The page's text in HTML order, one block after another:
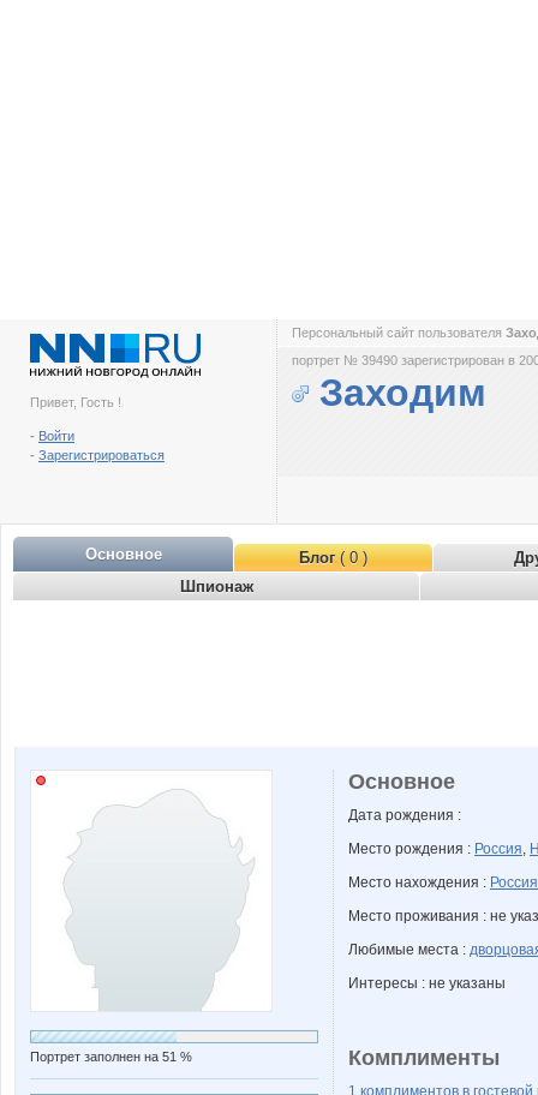
Привет, Гость !
- Войти
- Зарегистрироваться
Персональный сайт пользователя
портрет № 39490 зарегистрирован в
Заходим
Основное Блог( 0 )
Шпионаж
Портрет заполнен на 51 %
Основное
Дата рождения :
Место рождения : Россия,
Место нахождения : Россия
Место проживания : не
Любимые места :
Интересы : не указаны
Комплименты
1 комплиментов в гостевой